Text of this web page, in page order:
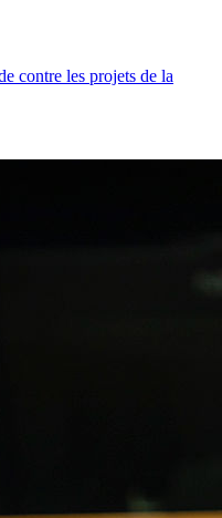
contre les projets de la